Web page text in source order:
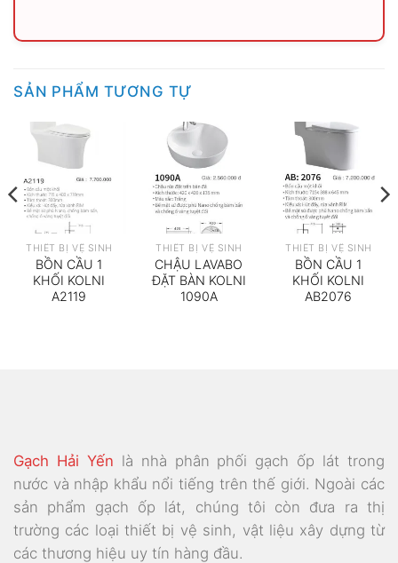
SẢN PHẨM TƯƠNG TỰ
THIẾT BỊ VỆ SINH
BỒN CẦU 1
KHỐI KOLNI
A2119
THIẾT BỊ VỆ SINH
CHẬU LAVABO
ĐẶT BÀN KOLNI
1090A
THIẾT BỊ VỆ SINH
BỒN CẦU 1
KHỐI KOLNI
AB2076
Gạch Hải Yến là nhà phân phối gạch ốp lát trong
nước và nhập khẩu nổi tiếng trên thế giới. Ngoài các
sản phẩm gạch ốp lát, chúng tôi còn đưa ra thị
trường các loại thiết bị vệ sinh, vật liệu xây dựng từ
các thương hiệu uy tín hàng đầu.